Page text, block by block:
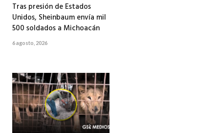
Tras presión de Estados
Unidos, Sheinbaum envía mil
500 soldados a Michoacán
6 agosto, 2026